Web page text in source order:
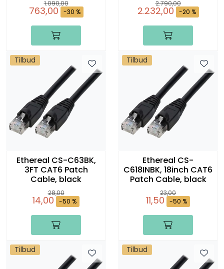
1.090,00
763,00 -30 %
2.790,00
2.232,00 -20 %
Tilbud
Ethereal CS-C63BK,
3FT CAT6 Patch
Cable, black
28,00
14,00 -50 %
Tilbud
Ethereal CS-
C618INBK, 18inch CAT6
Patch Cable, black
23,00
11,50 -50 %
Tilbud Tilbud